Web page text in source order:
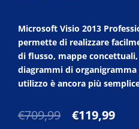
Microsoft Visio 2013
permette di realizzare
di flusso, mappe
diagrammi di
utilizzo è ancora più
€709,99
Il
€119,99Il